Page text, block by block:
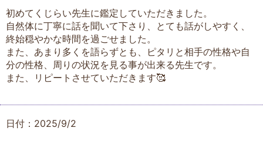
初めてくじらい先生に鑑定していただきました。
自然体に丁寧に話を聞いて下さり、とても話がしやすく、
終始穏やかな時間を過ごせました。
また、あまり多くを語らずとも、ピタリと相手の性格や自
分の性格、周りの状況を見る事が出来る先生です。
また、リピートさせていただきます🥰
日付：2025/9/2